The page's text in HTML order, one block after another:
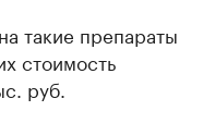
такие препараты
стоимость
руб.